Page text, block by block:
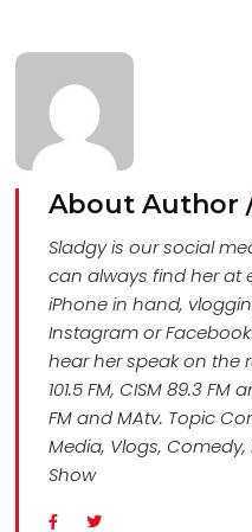
About Author
Sladgy is our social
can always find her at
iPhone in hand,
Instagram or
hear her speak on the
101.5 FM, CISM 89.3 FM
FM and MAtv. Topic
Media, Vlogs, Comedy,
Show